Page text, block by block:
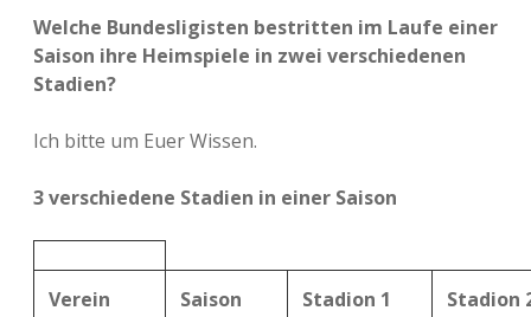
Welche Bundesligisten bestritten im Laufe einer
Saison ihre Heimspiele in zwei verschiedenen
Stadien?
Ich bitte um Euer Wissen.
3 verschiedene Stadien in einer Saison
Verein Saison Stadion 1 Stadion